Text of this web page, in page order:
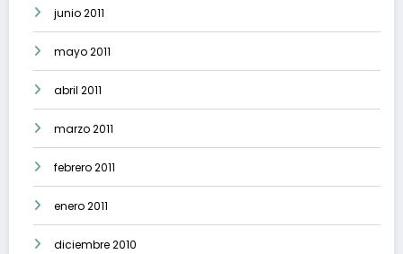
junio 2011
mayo 2011
abril 2011
marzo 2011
febrero 2011
enero 2011
diciembre 2010